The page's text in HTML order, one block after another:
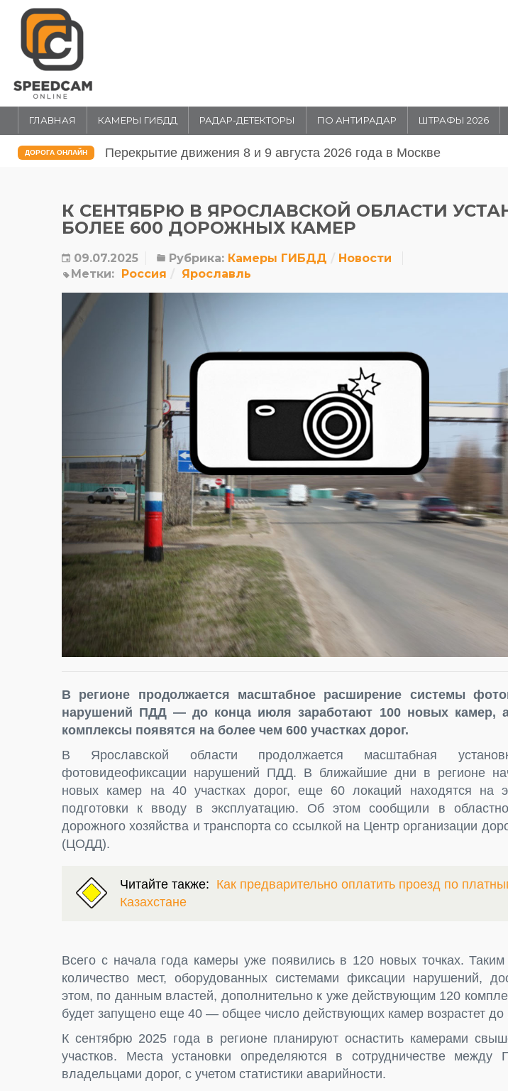
ГЛАВНАЯ КАМЕРЫ ГИБДД РАДАР-ДЕТЕКТОРЫ ПО АНТИРАДАР ШТРАФЫ 2026
ДОРОГА ОНЛАЙН Перекрытие движения 31 июля и 1 августа 20026 года в Москве
К СЕНТЯБРЮ В ЯРОСЛАВСКОЙ ОБЛАСТИ
БОЛЕЕ 600 ДОРОЖНЫХ КАМЕР
09.07.2025 Рубрика: Камеры ГИБДД
Новости
Метки: Россия Ярославль
В регионе продолжается масштабное расширение системы
нарушений ПДД — до конца июля заработают 100 новых камер,
комплексы появятся на более чем 600 участках дорог.
В Ярославской области продолжается масштабная
фотовидеофиксации нарушений ПДД. В ближайшие дни в регионе
новых камер на 40 участках дорог, еще 60 локаций находятся на
подготовки к вводу в эксплуатацию. Об этом сообщили в
дорожного хозяйства и транспорта со ссылкой на Центр организации
(ЦОДД).
Читайте также: Как предварительно оплатить проезд по
Казахстане
Всего с начала года камеры уже появились в 120 новых точках.
количество мест, оборудованных системами фиксации нарушений,
этом, по данным властей, дополнительно к уже действующим 120
будет запущено еще 40 — общее число действующих камер возрастет до
К сентябрю 2025 года в регионе планируют оснастить камерами
участков. Места установки определяются в сотрудничестве
владельцами дорог, с учетом статистики аварийности.